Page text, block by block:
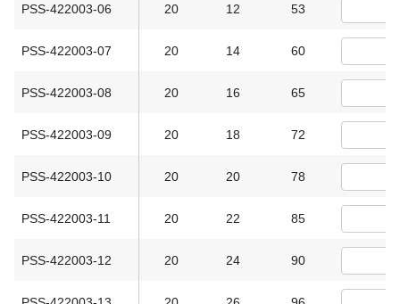
PSS-422003-06 20 12 53
PSS-422003-07 20 14 60
PSS-422003-08 20 16 65
PSS-422003-09 20 18 72
PSS-422003-10 20 20 78
PSS-422003-11 20 22 85
PSS-422003-12 20 24 90